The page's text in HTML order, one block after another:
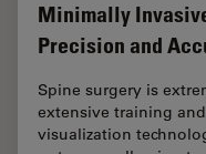
Minimally
Precision and
Spine surgery is
extensive training
visualization